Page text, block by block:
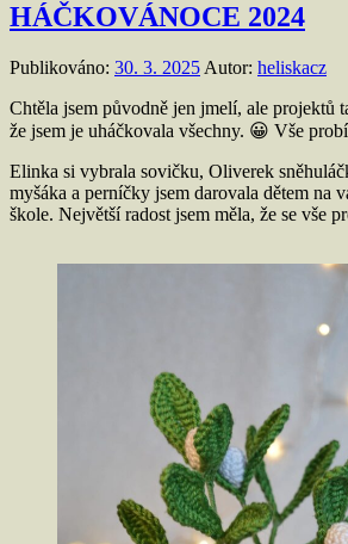
HÁČKOVÁNOCE 2024
Publikováno: 30. 3. 2025 Autor: heliskacz
Chtěla jsem původně jen jmelí, ale projektů
že jsem je uháčkovala všechny. 😀 Vše
Elinka si vybrala sovičku, Oliverek
myšáka a perníčky jsem darovala dětem na
škole. Největší radost jsem měla, že se vše